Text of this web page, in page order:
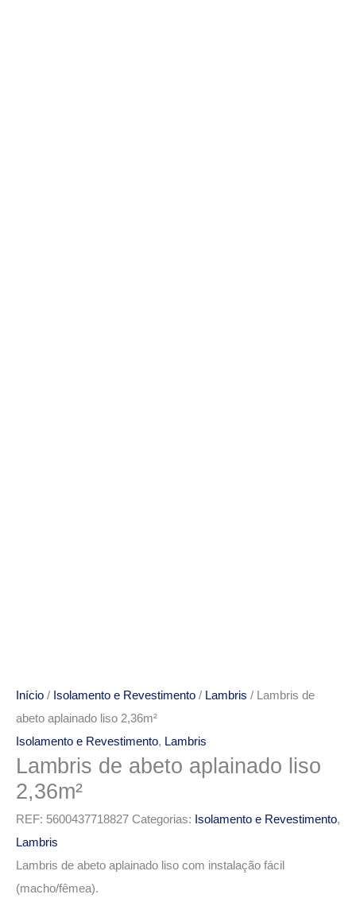
Início / Isolamento e Revestimento / Lambris / Lambris de
abeto aplainado liso 2,36m²
Isolamento e Revestimento, Lambris
Lambris de abeto aplainado liso
2,36m²
REF: 5600437718827 Categorias: Isolamento e Revestimento,
Lambris
Lambris de abeto aplainado liso com instalação fácil
(macho/fêmea).